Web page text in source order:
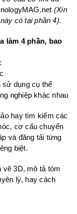
(Xin
có tại phần 4).
làm 4 phần, bao
dụng cụ thể
nghiệp khác nhau
hay tìm kiếm các
cơ cấu chuyển
và đăng tải từng
biệt.
vẽ 3D, mô tả tóm
lý, hay cách